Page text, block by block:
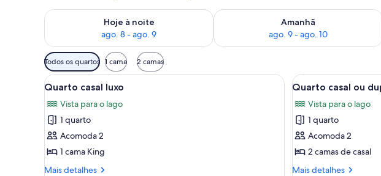
Hoje à noite
ago. 8 - ago. 9
Verifica a disponibilidade para esta noite, ago. 8 - ago. 9
Amanhã
ago. 9 - ago. 10
Verifica a disponibilidade para
Filtros
disponíveis
para
quartos
Todos os quartos 1 cama 2 camas
Carrega
todas
as
fotos
de
Quarto
casal
Quarto com cama grande, vista para o mar e varanda com
5
Quarto casal luxo
Vista para o lago
1 quarto
Acomoda 2
1 cama King
Mais detalhes
Mais
Carrega
todas
as
fotos
de
Quarto
casal
5
Quarto casal ou
Vista para o lago
1 quarto
Acomoda 2
2 camas de casal
Mais detalhes
Mais